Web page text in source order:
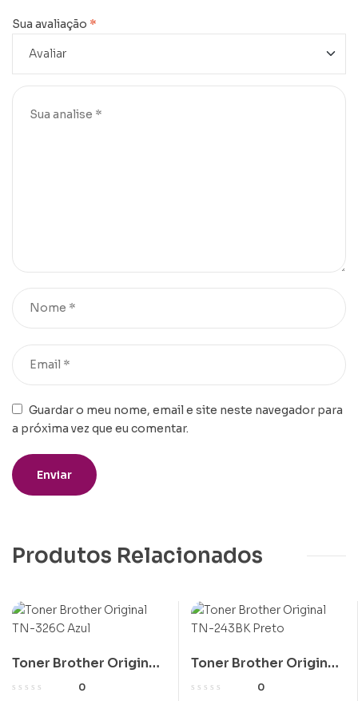
Sua avaliação *
Guardar o meu nome, email e site neste navegador para
a próxima vez que eu comentar.
Produtos Relacionados
Toner Brother Original
TN-326C Azul
0
Toner Brother Original
TN-243BK Preto
0